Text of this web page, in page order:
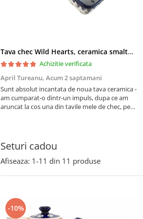
Tava chec Wild Hearts, ceramica smaltuita, pictata manual, 31,0 X 12,0 cm
Achizitie verificata
April Tureanu, Acum 2 saptamani
Sunt absolut incantata de noua tava ceramica -
am cumparat-o dintr-un impuls, dupa ce am
aruncat la cos una din tavile mele de chec, pe
Seturi cadou
Afiseaza: 1-11 din 11 produse
-10%